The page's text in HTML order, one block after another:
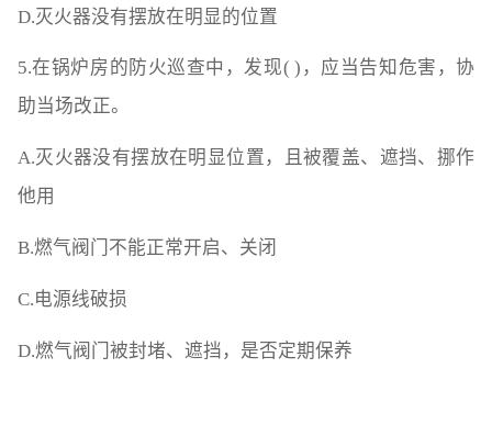
D.灭火器没有摆放在明显的位置
5.在锅炉房的防火巡查中，发现( )，应当告知危害，协
助当场改正。
A.灭火器没有摆放在明显位置，且被覆盖、遮挡、挪作
他用
B.燃气阀门不能正常开启、关闭
C.电源线破损
D.燃气阀门被封堵、遮挡，是否定期保养